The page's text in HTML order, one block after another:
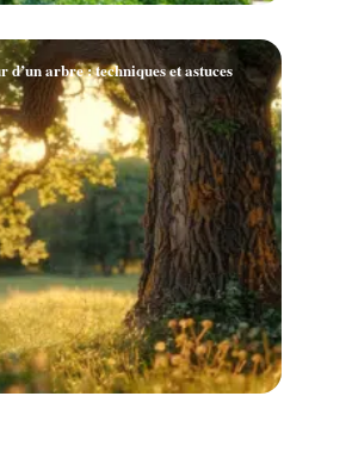
d’un arbre : techniques et astuces